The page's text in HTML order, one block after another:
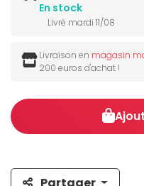
En stock
Livré mardi 11/08
Livraison en magasin
200 euros d'achat !